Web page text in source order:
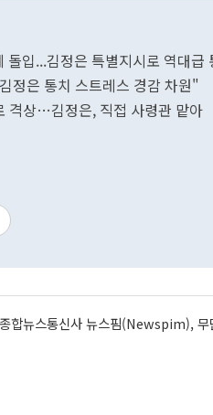
입...김정은 특별지시로 역대급
정은 통치 스트레스 경감 차원"
격상…김정은, 직접 사령관 맡아
합뉴스통신사 뉴스핌(Newspim), 무